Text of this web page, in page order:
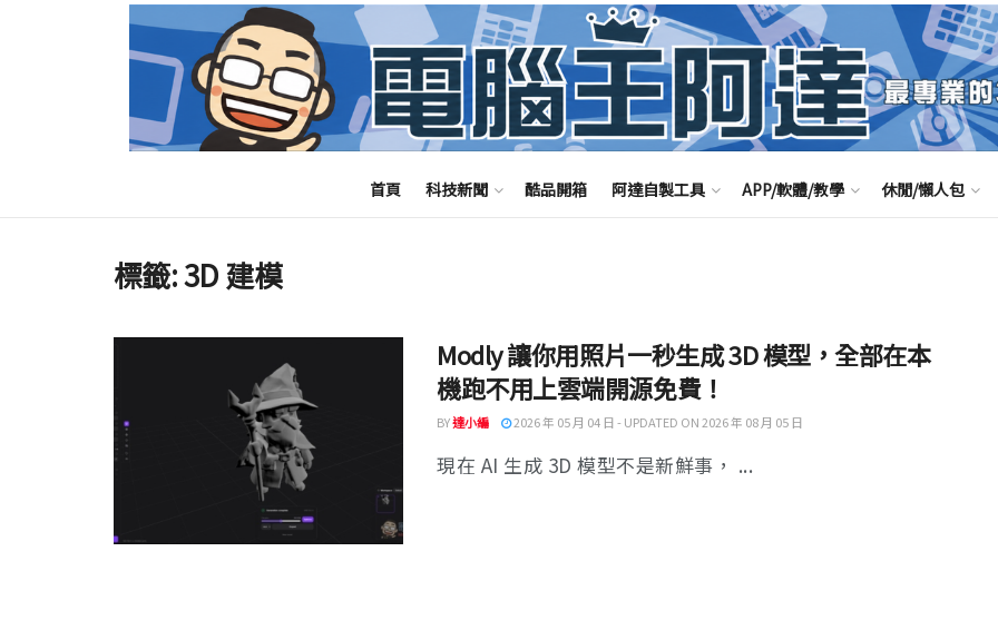
首頁 科技新聞 酷品開箱 阿達自製工具 APP/軟體/教學 休閒/懶人包
標籤:3D 建模
Modly 讓你用照片一秒生成 3D 模型，全部在本
機跑不用上雲端開源免費！
BY達小編 2026 年 05 月 04 日 - UPDATED ON 2026 年 08 月 05 日
現在 AI 生成 3D 模型不是新鮮事， ...